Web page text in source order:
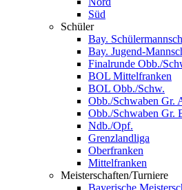
Süd
Schüler
Bay.
Bay. Jugend-
Finalrunde Obb./
BOL Mittelfranken
BOL Obb./Schw.
Obb./Schwaben Gr.
Obb./Schwaben Gr.
Ndb./Opf.
Grenzlandliga
Oberfranken
Mittelfranken
Meisterschaften/Turniere
Bayerische